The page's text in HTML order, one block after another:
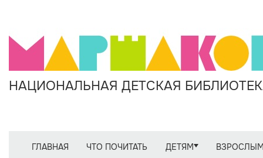
НАЦИОНАЛЬНАЯ ДЕТСКАЯ
ГЛАВНАЯ ЧТО ПОЧИТАТЬ ДЕТЯМ